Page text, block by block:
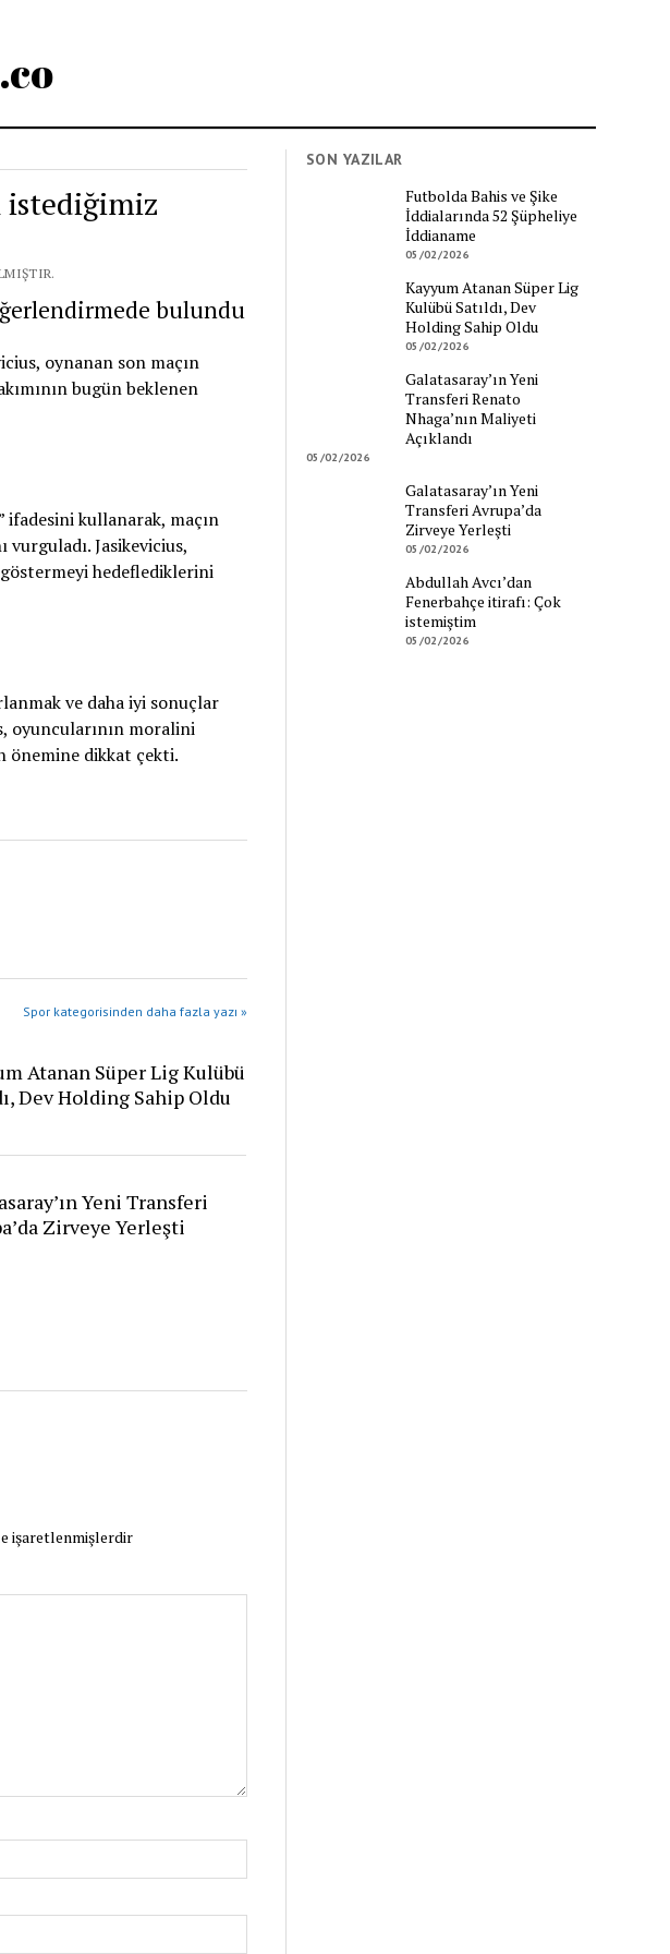
istediğimiz
bulundu
oynanan son maçın
bugün beklenen
ifadesini kullanarak, maçın
vurguladı. Jasikevicius,
hedeflediklerini
ve daha iyi sonuçlar
oyuncularının moralini
önemine dikkat çekti.
Spor kategorisinden daha fazla yazı »
Atanan Süper Lig Kulübü
Dev Holding Sahip Oldu
Yeni Transferi
Zirveye Yerleşti
işaretlenmişlerdir
SON YAZILAR
Futbolda Bahis ve Şike
İddialarında 52 Şüpheliye
İddianame
05/02/2026
Kayyum Atanan Süper Lig
Kulübü Satıldı, Dev
Holding Sahip Oldu
05/02/2026
Galatasaray’ın Yeni
Transferi Renato
Nhaga’nın Maliyeti
Açıklandı
05/02/2026
Galatasaray’ın Yeni
Transferi Avrupa’da
Zirveye Yerleşti
05/02/2026
Abdullah Avcı’dan
Fenerbahçe itirafı: Çok
istemiştim
05/02/2026